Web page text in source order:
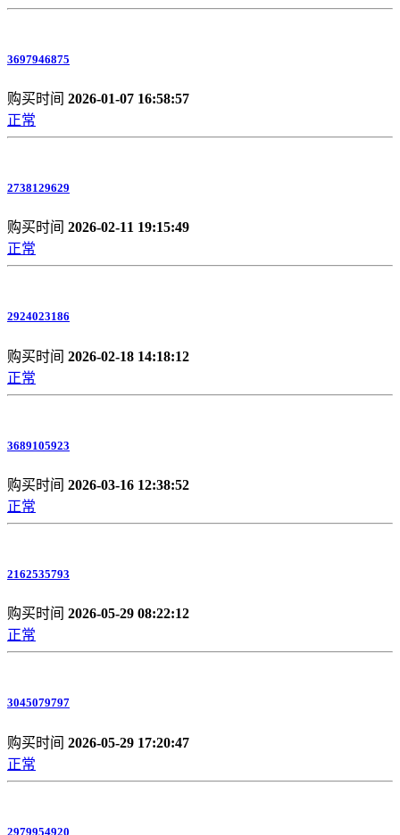
3697946875
购买时间 2026-01-07 16:58:57
正常
2738129629
购买时间 2026-02-11 19:15:49
正常
2924023186
购买时间 2026-02-18 14:18:12
正常
3689105923
购买时间 2026-03-16 12:38:52
正常
2162535793
购买时间 2026-05-29 08:22:12
正常
3045079797
购买时间 2026-05-29 17:20:47
正常
2979954920